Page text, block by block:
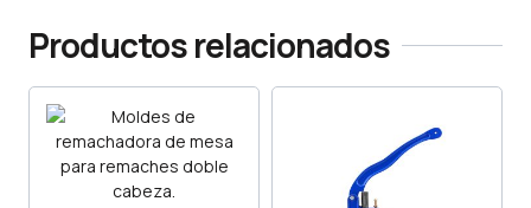
Productos relacionados
producto
tiene
múltiples
variantes.